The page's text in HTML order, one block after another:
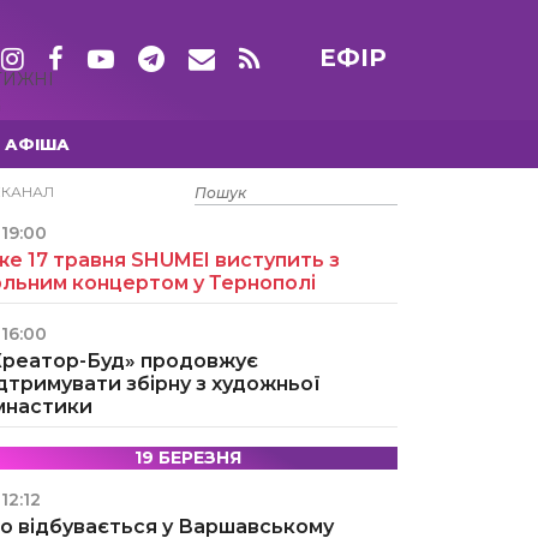
ЕФІР
АФІША
15 ТРАВНЯ
19:00
17 травня SHUMEI виступить з
концертом у Тернополі
16:00
Буд» продовжує
збірну з художньої
19 БЕРЕЗНЯ
12:12
відбувається у Варшавському